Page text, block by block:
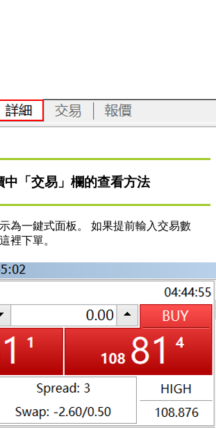
「交易」欄的查看方法
為一鍵式面板。 如果提前輸入交易數
裡下單。